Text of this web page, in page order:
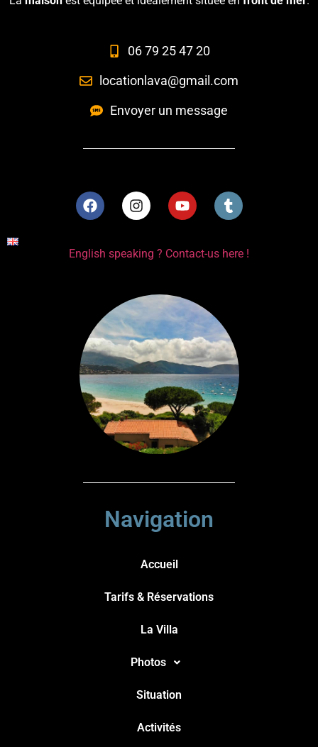
06 79 25 47 20
locationlava@gmail.com
Envoyer un message
English speaking ? Contact-us here !
Navigation
Accueil
Tarifs & Réservations
La Villa
Photos
Situation
Activités